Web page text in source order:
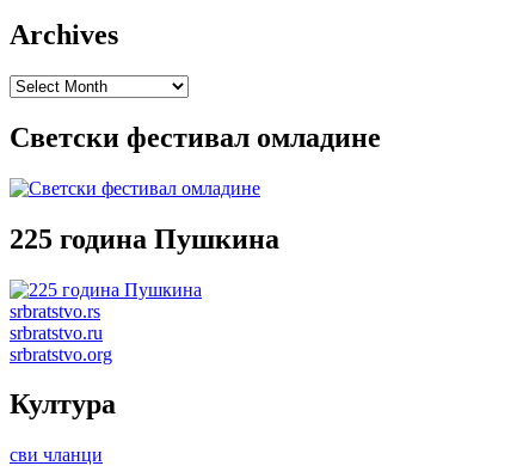
Archives
Archives
Светски фестивал омладине
225 година Пушкина
srbratstvo.rs
srbratstvo.ru
srbratstvo.org
Култура
сви чланци